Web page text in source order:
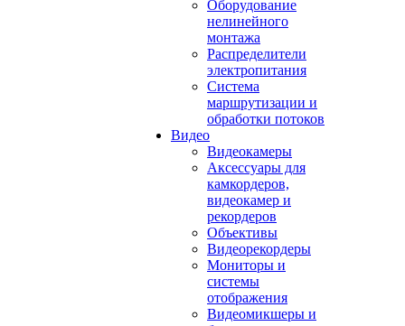
Оборудование
нелинейного
монтажа
Распределители
электропитания
Система
маршрутизации и
обработки потоков
Видео
Видеокамеры
Аксессуары для
камкордеров,
видеокамер и
рекордеров
Объективы
Видеорекордеры
Мониторы и
системы
отображения
Видеомикшеры и